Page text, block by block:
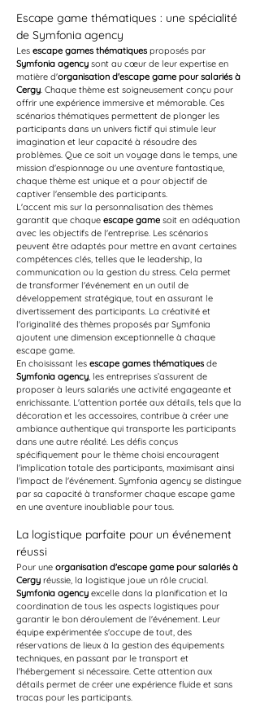
Escape game thématiques : une spécialité
de Symfonia agency
Les escape games thématiques proposés par
Symfonia agency sont au cœur de leur expertise en
matière d'organisation d'escape game pour salariés à
Cergy. Chaque thème est soigneusement conçu pour
offrir une expérience immersive et mémorable. Ces
scénarios thématiques permettent de plonger les
participants dans un univers fictif qui stimule leur
imagination et leur capacité à résoudre des
problèmes. Que ce soit un voyage dans le temps, une
mission d'espionnage ou une aventure fantastique,
chaque thème est unique et a pour objectif de
captiver l'ensemble des participants.
L'accent mis sur la personnalisation des thèmes
garantit que chaque escape game soit en adéquation
avec les objectifs de l'entreprise. Les scénarios
peuvent être adaptés pour mettre en avant certaines
compétences clés, telles que le leadership, la
communication ou la gestion du stress. Cela permet
de transformer l'événement en un outil de
développement stratégique, tout en assurant le
divertissement des participants. La créativité et
l'originalité des thèmes proposés par Symfonia
ajoutent une dimension exceptionnelle à chaque
escape game.
En choisissant les escape games thématiques de
Symfonia agency, les entreprises s’assurent de
proposer à leurs salariés une activité engageante et
enrichissante. L'attention portée aux détails, tels que la
décoration et les accessoires, contribue à créer une
ambiance authentique qui transporte les participants
dans une autre réalité. Les défis conçus
spécifiquement pour le thème choisi encouragent
l'implication totale des participants, maximisant ainsi
l'impact de l'événement. Symfonia agency se distingue
par sa capacité à transformer chaque escape game
en une aventure inoubliable pour tous.
La logistique parfaite pour un événement
réussi
Pour une organisation d'escape game pour salariés à
Cergy réussie, la logistique joue un rôle crucial.
Symfonia agency excelle dans la planification et la
coordination de tous les aspects logistiques pour
garantir le bon déroulement de l'événement. Leur
équipe expérimentée s'occupe de tout, des
réservations de lieux à la gestion des équipements
techniques, en passant par le transport et
l'hébergement si nécessaire. Cette attention aux
détails permet de créer une expérience fluide et sans
tracas pour les participants.